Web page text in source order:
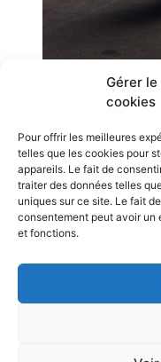
Gérer
cookies
Pour offrir les meilleures
telles que les cookies pour
appareils. Le fait de
traiter des données telles
uniques sur ce site. Le fait
consentement peut avoir
et fonctions.
flotte de l’Aéroclub
pilotes qui sont déjà
ils devront se
avec l’avionique
GPS Garmin G695 et
instructeur.
peuvent dès
instructeur pour
appareil et effectuer